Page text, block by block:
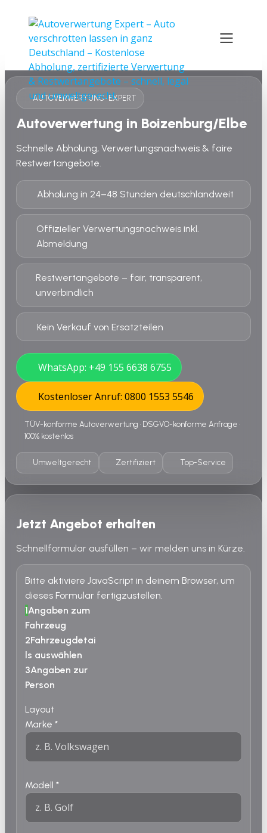
AUTOVERWERTUNG-EXPERT
Autoverwertung in Boizenburg/Elbe
Schnelle Abholung, Verwertungsnachweis & faire
Restwertangebote.
Abholung in 24–48 Stunden deutschlandweit
Offizieller Verwertungsnachweis inkl.
Abmeldung
Restwertangebote – fair, transparent,
unverbindlich
Kein Verkauf von Ersatzteilen
WhatsApp: +49 155 6638 6755
Kostenloser Anruf: 0800 1553 5546
TÜV-konforme Autoverwertung • DSGVO-konforme Anfrage •
100% kostenlos
Umweltgerecht Zertifiziert Top-Service
Jetzt Angebot erhalten
Schnellformular ausfüllen – wir melden uns in Kürze.
Bitte aktiviere JavaScript in deinem Browser, um
dieses Formular fertigzustellen.
1Angaben zum
Fahrzeug
2Fahrzeugdetai
ls auswählen
3Angaben zur
Person
Layout
Marke *
Modell *